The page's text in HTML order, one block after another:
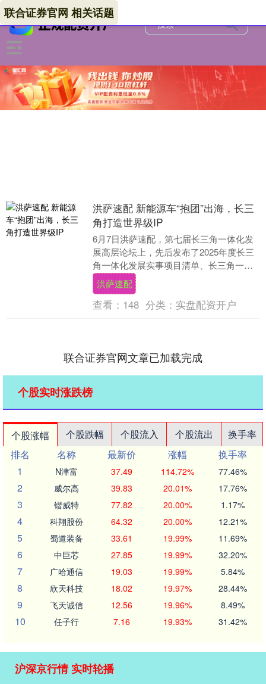
联合证券官网 相关话题
洪萨速配 新能源车“抱团”出海，长三
角打造世界级IP
6月7日洪萨速配，第七届长三角一体化发
展高层论坛上，先后发布了2025年度长三
角一体化发展实事项目清单、长三角一体
化发展最佳实践案例、第二批长三角创新
联合体名单....
洪萨速配
查看： 148 分类： 实盘配资开户
联合证券官网文章已加载完成
个股实时涨跌榜
个股涨幅 个股跌幅 个股流入 个股流出
换手率
排名
名称 最新价 涨幅
换手率
1
N津富 37.49 114.72% 77.46%
2 威尔高 39.83 20.01% 17.76%
3 锴威特 77.82 20.00% 1.17%
4 科翔股份 64.32 20.00% 12.21%
5 蜀道装备 33.61 19.99% 11.69%
6 中巨芯 27.85 19.99% 32.20%
7 广哈通信 19.03 19.99% 5.84%
8 欣天科技 18.02 19.97% 28.44%
9 飞天诚信 12.56 19.96% 8.49%
10 任子行 7.16 19.93% 31.42%
沪深京行情 实时轮播